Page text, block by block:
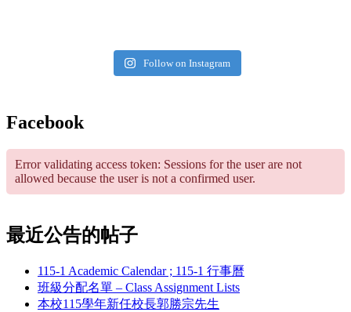
Follow on Instagram
Facebook
Error validating access token: Sessions for the user are not
allowed because the user is not a confirmed user.
最近公告的帖子
115-1 Academic Calendar ; 115-1 行事曆
班級分配名單 – Class Assignment Lists
本校115學年新任校長郭勝宗先生